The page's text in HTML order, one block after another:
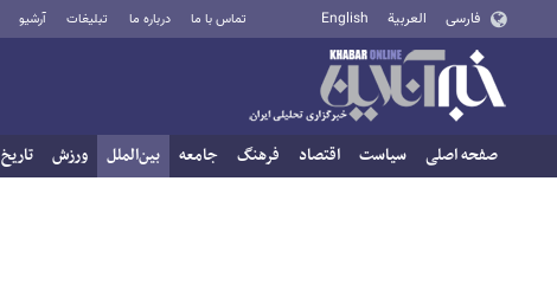
فارسی العربية English تماس با ما درباره ما تبلیغات آرشیو
صفحه اصلی سیاست اقتصاد فرهنگ جامعه بین‌الملل ورزش تاریخ